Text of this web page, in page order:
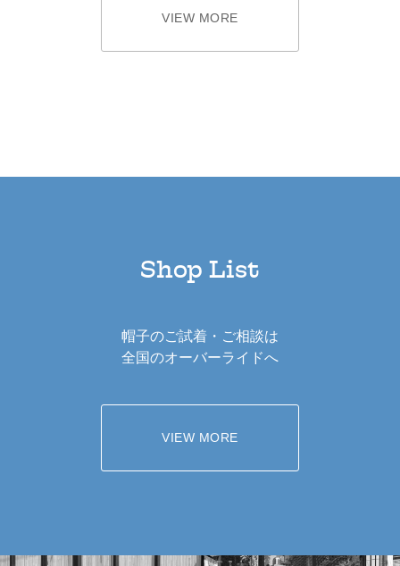
VIEW MORE
Shop List
帽子のご試着・ご相談は
全国のオーバーライドへ
VIEW MORE